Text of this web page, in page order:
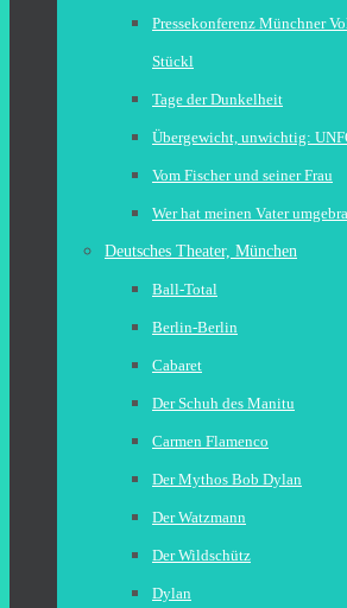
Pressekonferenz Münchner
Stückl
Tage der Dunkelheit
Übergewicht, unwichtig:
Vom Fischer und seiner Frau
Wer hat meinen Vater
Deutsches Theater, München
Ball-Total
Berlin-Berlin
Cabaret
Der Schuh des Manitu
Carmen Flamenco
Der Mythos Bob Dylan
Der Watzmann
Der Wildschütz
Dylan